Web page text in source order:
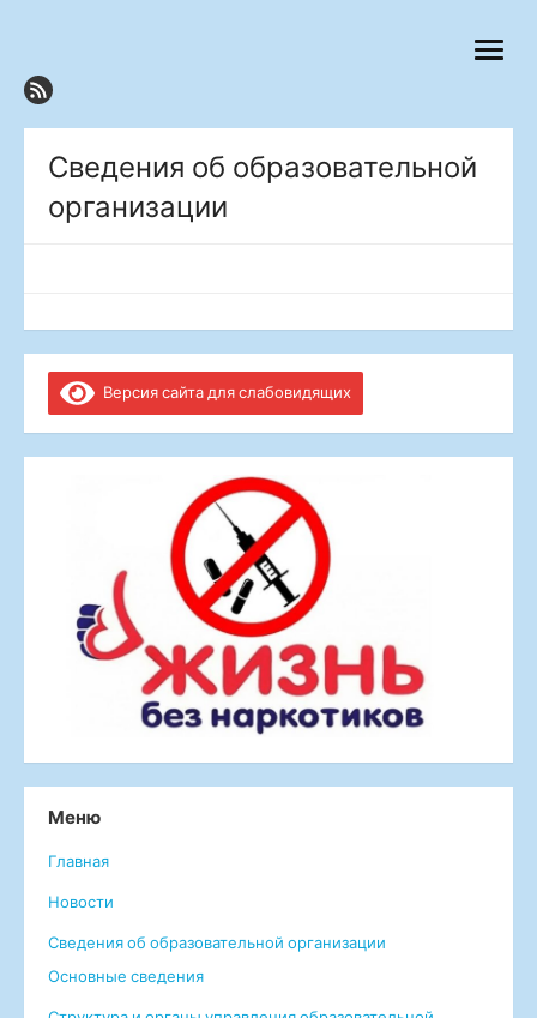
Сведения об образовательной
организации
Версия сайта для слабовидящих
Меню
Главная
Новости
Сведения об образовательной организации
Основные сведения